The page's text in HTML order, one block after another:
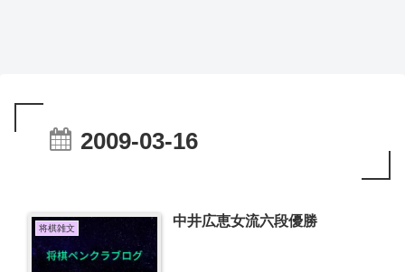
2009-03-16
将棋雑文 中井広恵女流六段優勝